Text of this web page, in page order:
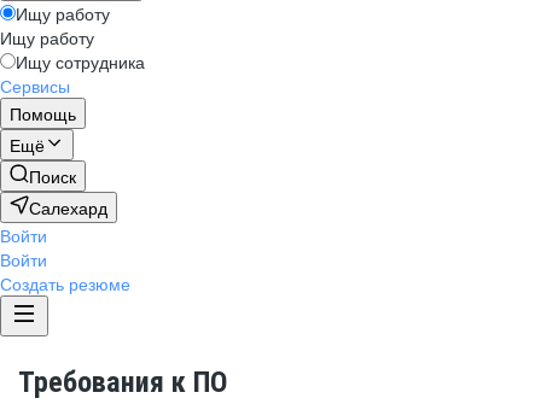
Ищу работу
Ищу работу
Ищу сотрудника
Сервисы
Помощь
Ещё
Поиск
Салехард
Войти
Войти
Создать резюме
Требования к ПО